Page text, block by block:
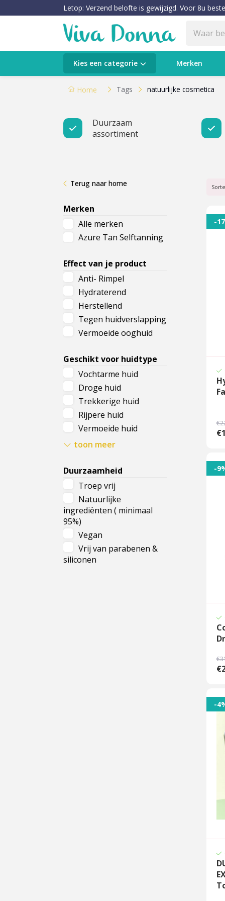
Letop: Verzend belofte is gewijzigd. Voor 8u
Kies een categorie Merken
Categorieën
Verzorging
Huidtypes & Huidcondities
Voeding & Gezondheid
Cadeau
Travel size producten
Nieuwe Striplac 2025
Home Tags natuurlijke cosmetica
Duurzaam
assortiment
Terug naar home
Merken
Alle merken
Azure Tan Selftanning
Effect van je product
Anti- Rimpel
Hydraterend
Herstellend
Tegen huidverslapping
Vermoeide ooghuid
Geschikt voor huidtype
Vochtarme huid
Droge huid
Trekkerige huid
Rijpere huid
Vermoeide huid
Stralende huid
Ieder huidtype
toon meer
Duurzaamheid
Troep vrij
Natuurlijke
ingrediënten ( minimaal
95%)
Vegan
Vrij van parabenen &
siliconen
-
-
-